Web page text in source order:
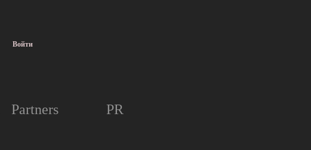
Войти
Partners PR